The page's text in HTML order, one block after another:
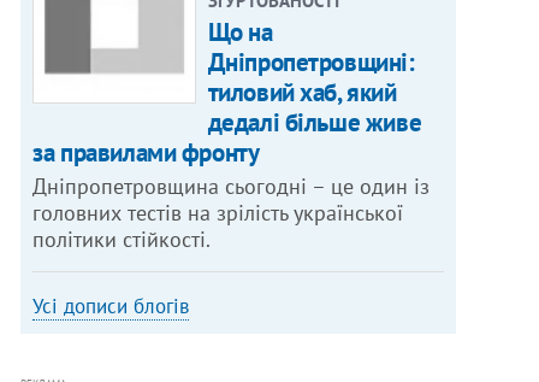
Що на
Дніпропетровщині:
тиловий хаб, який
дедалі більше живе
за правилами фронту
Дніпропетровщина сьогодні – це один із
головних тестів на зрілість української
політики стійкості.
Усі дописи блогів